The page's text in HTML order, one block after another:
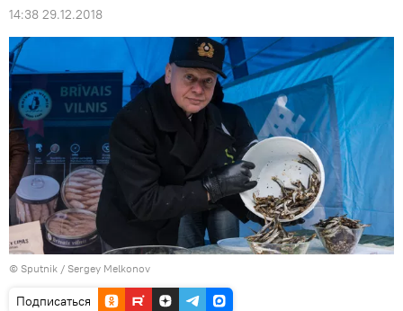
14:38 29.12.2018
© Sputnik / Sergey Melkonov
Подписаться